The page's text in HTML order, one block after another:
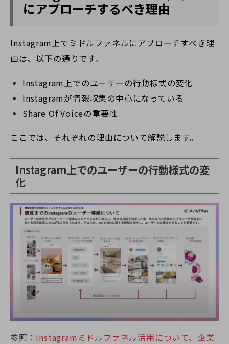
にアプローチするべき理由
Instagram上でミドルファネルにアプローチすべき理
由は、以下の通りです。
Instagram上でのユーザーの行動様式の変化
Instagramが情報収集の中心になっている
Share Of Voiceの重要性
ここでは、それぞれの理由について解説します。
Instagram上でのユーザーの行動様式の変
化
参照： Instagramミドルファネル活用について、企業